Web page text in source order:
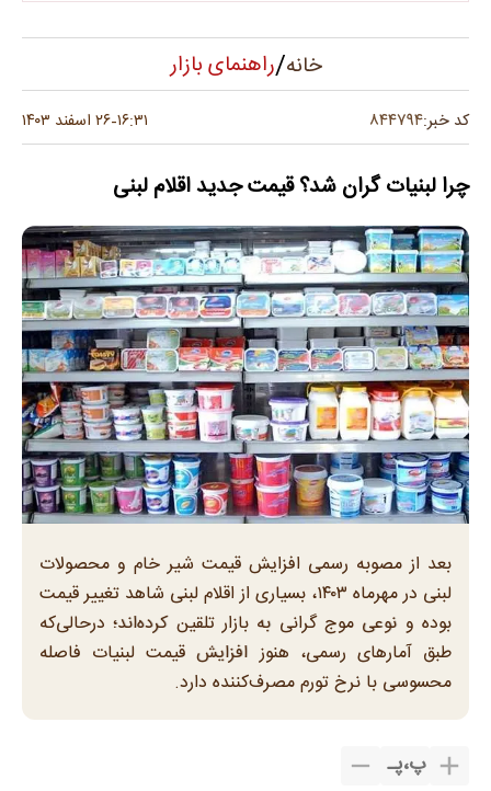
خانه/راهنمای بازار
کد خبر:۸۴۴۷۹۴ ۱۶:۳۱-۲۶ اسفند ۱۴۰۳
چرا لبنیات گران شد؟ قیمت جدید اقلام لبنی
بعد از مصوبه رسمی افزایش قیمت شیر خام و محصولات
لبنی در مهرماه ۱۴۰۳، بسیاری از اقلام لبنی شاهد تغییر قیمت
بوده و نوعی موج گرانی به بازار تلقین کرده‌اند؛ درحالی‌که
طبق آمار‌های رسمی، هنوز افزایش قیمت لبنیات فاصله
محسوسی با نرخ تورم مصرف‌کننده دارد.
پ،پـ